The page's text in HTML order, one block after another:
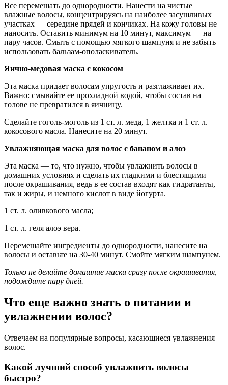
Все перемешать до однородности. Нанести на чистые
влажные волосы, концентрируясь на наиболее засушливых
участках — середине прядей и кончиках. На кожу головы не
наносить. Оставить минимум на 10 минут, максимум — на
пару часов. Смыть с помощью мягкого шампуня и не забыть
использовать бальзам-ополаскиватель.
Яично-медовая маска с кокосом
Эта маска придает волосам упругость и разглаживает их.
Важно: смывайте ее прохладной водой, чтобы состав на
голове не превратился в яичницу.
Сделайте гоголь-моголь из 1 ст. л. меда, 1 желтка и 1 ст. л.
кокосового масла. Нанесите на 20 минут.
Увлажняющая маска для волос с бананом и алоэ
Эта маска — то, что нужно, чтобы увлажнить волосы в
домашних условиях и сделать их гладкими и блестящими
после окрашивания, ведь в ее состав входят как гидратанты,
так и жиры, и немного кислот в виде йогурта.
1 ст. л. оливкового масла;
1 ст. л. геля алоэ вера.
Перемешайте ингредиенты до однородности, нанесите на
волосы и оставьте на 30-40 минут. Смойте мягким шампунем.
Только не делайте домашние маски сразу после окрашивания,
подождите пару дней.
Что еще важно знать о питании и
увлажнении волос?
Отвечаем на популярные вопросы, касающиеся увлажнения
волос.
Какой лучший способ увлажнить волосы
быстро?